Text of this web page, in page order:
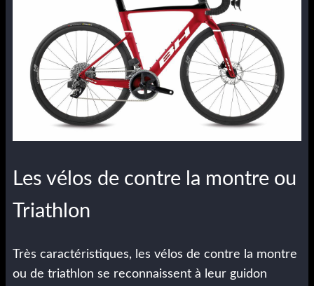
Les vélos de contre la montre ou
Triathlon
Très caractéristiques, les vélos de contre la montre
ou de triathlon se reconnaissent à leur guidon